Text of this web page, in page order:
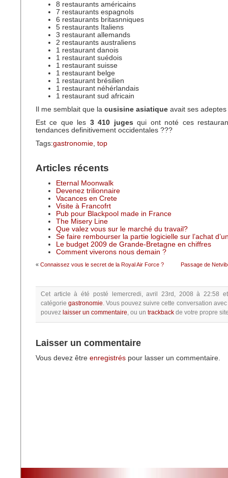
8 restaurants américains
7 restaurants espagnols
6 restaurants britasnniques
5 restaurants Italiens
3 restaurant allemands
2 restaurants australiens
1 restaurant danois
1 restaurant suédois
1 restaurant suisse
1 restaurant belge
1 restaurant brésilien
1 restaurant néhérlandais
1 restaurant sud africain
Il me semblait que la cusisine asiatique avait ses adeptes
Est ce que les 3 410 juges qui ont noté ces
tendances definitivement occidentales ???
Tags:gastronomie, top
Articles récents
Eternal Moonwalk
Devenez trilionnaire
Vacances en Crete
Visite à Francofrt
Pub pour Blackpool made in France
The Misery Line
Que valez vous sur le marché du travail?
Se faire rembourser la partie logicielle sur l’achat
Le budget 2009 de Grande-Bretagne en chiffres
Comment viverons nous demain ?
« Connaissez vous le secret de la Royal Air Force ? Passage de
Cet article à été posté lemercredi, avril 23rd, 2008 à 22:58
catégorie gastronomie.Vous pouvez suivre cette conversation avec
pouvez laisser un commentaire, ou un trackback de votre propre
Laisser un commentaire
Vous devez être enregistrés pour lasser un commentaire.